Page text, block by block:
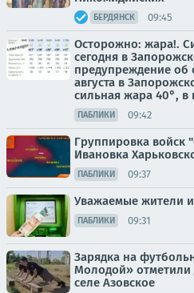
БЕРДЯНСК 09:45
Осторожно: жара!.
сегодня в
предупреждение об
августа в
сильная жара 40°,
ПАБЛИКИ 09:42
Группировка войск
Ивановка
ПАБЛИКИ 09:37
Уважаемые жители и
ПАБЛИКИ 09:31
Зарядка на
Молодой» отметили
селе Азовское